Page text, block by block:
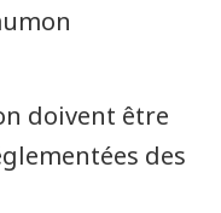
doivent être
des